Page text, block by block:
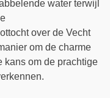
water terwijl
over de Vecht
om de charme
kans om de prachtige